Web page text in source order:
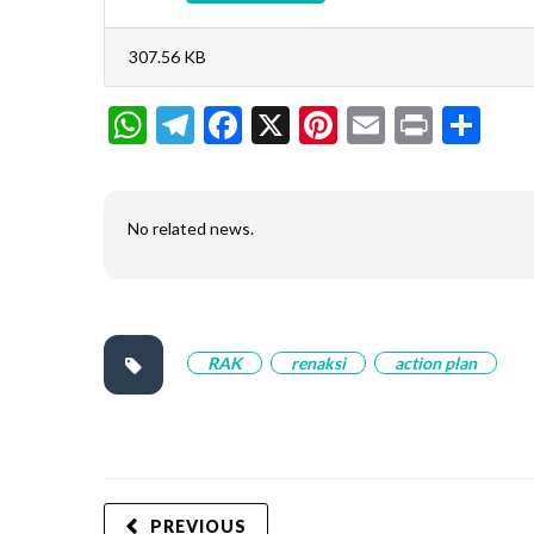
307.56 KB
WhatsApp
Telegram
Facebook
X Pinterest
Email
Print
No related news.
RAK renaksi action plan
PREVIOUS